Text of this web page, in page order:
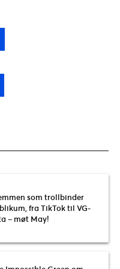
som trollbinder
fra TikTok til VG-
– møt May!